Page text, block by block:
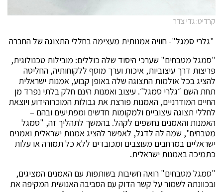
קרדיט: גדי צדר
"גלרי סמגל"- חוויה אמנותית מעצימה בחללי התצוגה של החברה
"סמגל מטבחים" שערכי היסוד שלה כוללים: מובילות טכנולוגית,
פריצות דרך עיצוביות, איכות וערך מוסף ללקוחותיה, החליטה
להציג בכל אולמות התצוגה שלה באופן קבוע, אמנות ישראלית
תחת השם ״גלרי סמגל״. עיצוב ואמנות הינם חלק בלתי נפרד מן
החיים המודרניים, האמנות פורצת את גבולות המוכרוהידוע ויוצאת
לחללי תצוגה עיצוביים ולמקומות חדשים ומפתיעים ובהם –
האמנות והאמנים נחשפים לקהל. בהמשך לתהליך זה, "סמגל
מטבחים", שמה לה לדגל, לאפשר להציג אמנות ישראלית ואמנים
ישראליים במרחבים מעוצבים ומכובדים ללא כל תמורה או עלות
כתמיכה באמנות ישראלית.
"סמגל מטבחים" רואה חשיבות בשותפות עם האמנים המציגים,
ובכוונתה לשמור על קשר הדוק עם הסביבה האנושית המקיפה את